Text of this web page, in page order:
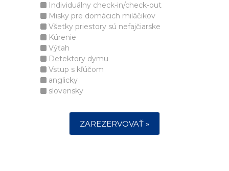
Individuálny check-in/check-out
Misky pre domácich miláčikov
Všetky priestory sú nefajčiarske
Kúrenie
Výťah
Detektory dymu
Vstup s kľúčom
anglicky
slovensky
ZAREZERVOVAŤ »